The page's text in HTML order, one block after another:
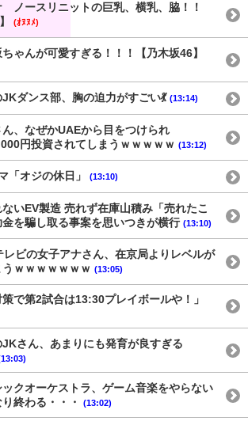
ノースリニットの巨乳、横乳、脇！！
(ｵﾇﾇﾒ)
ゃんが可愛すぎる！！！【乃木坂46】
JKダンス部、胸の迫力がすごい💃 (13:14)
ん、なぜかUAEから目をつけられ
円投資されてしまうｗｗｗｗｗ (13:12)
「オジの休日」 (13:10)
いEV製造 売れず在庫山積み「売れたこ
金を騙し取る事案を思いつきが横行 (13:10)
レビの女子アナさん、在京局よりレベルが
ｗｗｗｗｗｗｗ (13:05)
で第2試合は13:30プレイボールや！」
JKさん、あまりにも発育が良すぎる
ックオーケストラ、ゲーム音楽をやらない
終わる・・・
(13:02)